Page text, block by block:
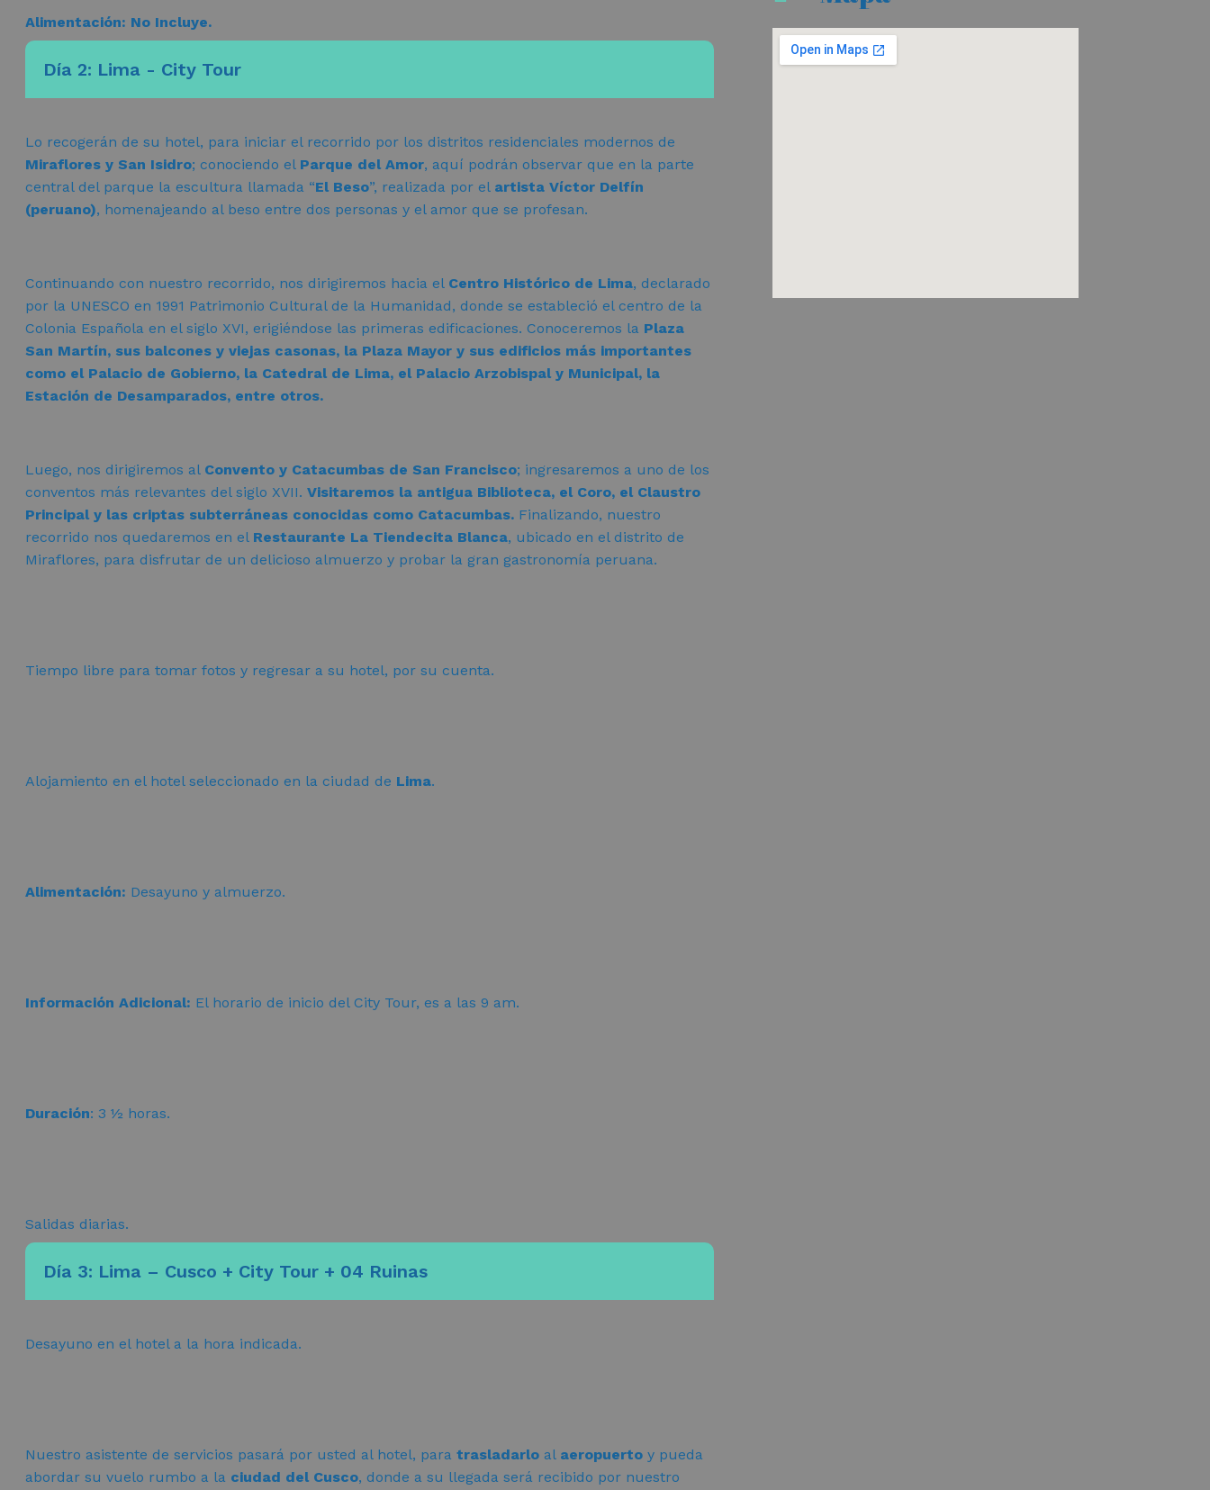
Alimentación: No Incluye.
Día 2: Lima - City Tour
Lo recogerán de su hotel, para iniciar el recorrido por los distritos residenciales modernos de
Miraflores y San Isidro; conociendo el Parque del Amor, aquí podrán observar que en la parte
central del parque la escultura llamada “El Beso”, realizada por el artista Víctor Delfín
(peruano), homenajeando al beso entre dos personas y el amor que se profesan.
Continuando con nuestro recorrido, nos dirigiremos hacia el Centro Histórico de Lima, declarado
por la UNESCO en 1991 Patrimonio Cultural de la Humanidad, donde se estableció el centro de la
Colonia Española en el siglo XVI, erigiéndose las primeras edificaciones. Conoceremos la Plaza
San Martín, sus balcones y viejas casonas, la Plaza Mayor y sus edificios más importantes
como el Palacio de Gobierno, la Catedral de Lima, el Palacio Arzobispal y Municipal, la
Estación de Desamparados, entre otros.
Luego, nos dirigiremos al Convento y Catacumbas de San Francisco; ingresaremos a uno de los
conventos más relevantes del siglo XVII. Visitaremos la antigua Biblioteca, el Coro, el Claustro
Principal y las criptas subterráneas conocidas como Catacumbas. Finalizando, nuestro
recorrido nos quedaremos en el Restaurante La Tiendecita Blanca, ubicado en el distrito de
Miraflores, para disfrutar de un delicioso almuerzo y probar la gran gastronomía peruana.
Tiempo libre para tomar fotos y regresar a su hotel, por su cuenta.
Alojamiento en el hotel seleccionado en la ciudad de Lima.
Alimentación: Desayuno y almuerzo.
Información Adicional: El horario de inicio del City Tour, es a las 9 am.
Duración: 3 ½ horas.
Salidas diarias.
Día 3: Lima – Cusco + City Tour + 04 Ruinas
Desayuno en el hotel a la hora indicada.
Nuestro asistente de servicios pasará por usted al hotel, para trasladarlo al aeropuerto y pueda
abordar su vuelo rumbo a la ciudad del Cusco, donde a su llegada será recibido por nuestro